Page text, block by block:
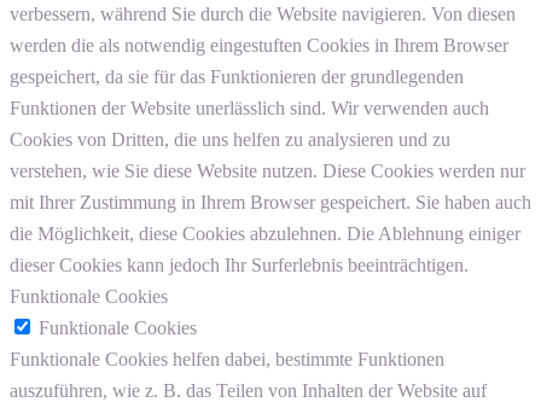
verbessern, während Sie durch die Website navigieren. Von diesen
werden die als notwendig eingestuften Cookies in Ihrem Browser
gespeichert, da sie für das Funktionieren der grundlegenden
Funktionen der Website unerlässlich sind. Wir verwenden auch
Cookies von Dritten, die uns helfen zu analysieren und zu
verstehen, wie Sie diese Website nutzen. Diese Cookies werden nur
mit Ihrer Zustimmung in Ihrem Browser gespeichert. Sie haben auch
die Möglichkeit, diese Cookies abzulehnen. Die Ablehnung einiger
dieser Cookies kann jedoch Ihr Surferlebnis beeinträchtigen.
Funktionale Cookies
Funktionale Cookies
Funktionale Cookies helfen dabei, bestimmte Funktionen
auszuführen, wie z. B. das Teilen von Inhalten der Website auf